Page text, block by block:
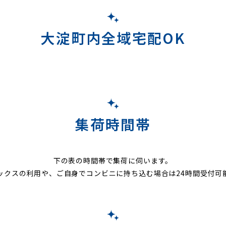
大淀町内全域宅配OK
集荷時間帯
下の表の時間帯で集荷に伺います。
クスの利用や、ご自身でコンビニに持ち込む場合は24時間受付可